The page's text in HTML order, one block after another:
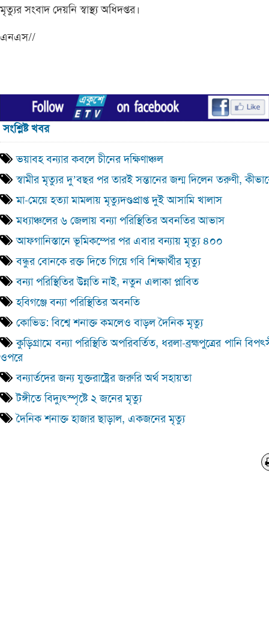
মৃত্যুর সংবাদ দেয়নি স্বাস্থ্য অধিদপ্তর।
এনএস//
সংশ্লিষ্ট খবর
ভয়াবহ বন্যার কবলে চীনের দক্ষিণাঞ্চল
স্বামীর মৃত্যুর দু’বছর পর তারই সন্তানের জন্ম দিলেন তরুণী,
মা-মেয়ে হত্যা মামলায় মৃত্যুদণ্ডপ্রাপ্ত দুই আসামি খালাস
মধ্যাঞ্চলের ৬ জেলায় বন্যা পরিস্থিতির অবনতির আভাস
আফগানিস্তানে ভূমিকম্পের পর এবার বন্যায় মৃত্যু ৪০০
বন্ধুর বোনকে রক্ত দিতে গিয়ে গবি শিক্ষার্থীর মৃত্যু
বন্যা পরিস্থিতির উন্নতি নাই, নতুন এলাকা প্লাবিত
হবিগঞ্জে বন্যা পরিস্থিতির অবনতি
কোভিড: বিশ্বে শনাক্ত কমলেও বাড়ল দৈনিক মৃত্যু
কুড়িগ্রামে বন্যা পরিস্থিতি অপরিবর্তিত, ধরলা-ব্রহ্মপুত্রের পানি
ওপরে
বন্যার্তদের জন্য যুক্তরাষ্ট্রের জরুরি অর্থ সহায়তা
টঙ্গীতে বিদ্যুৎস্পৃষ্টে ২ জনের মৃত্যু
দৈনিক শনাক্ত হাজার ছাড়াল, একজনের মৃত্যু